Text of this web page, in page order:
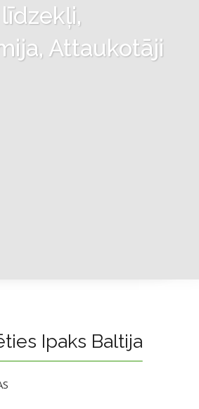
līdzekļi,
Attaukotāji
Ipaks Baltija